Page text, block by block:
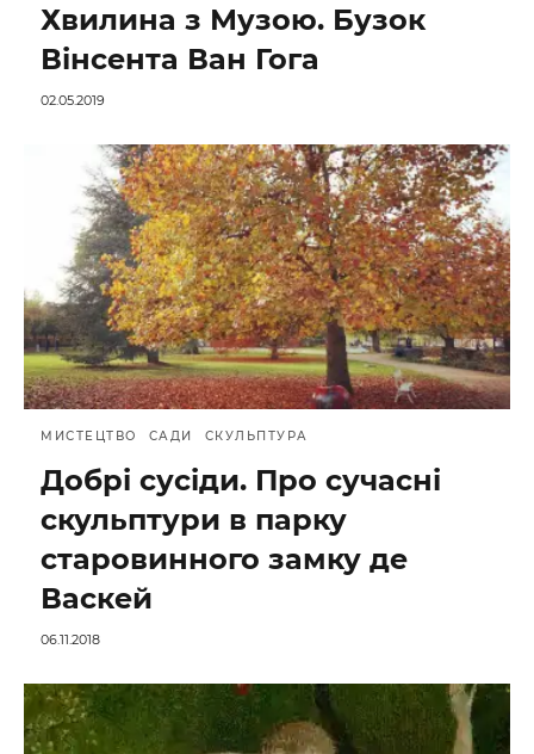
Хвилина з Музою. Бузок
Вінсента Ван Гога
02.05.2019
МИСТЕЦТВО САДИ СКУЛЬПТУРА
Добрі сусіди. Про сучасні
скульптури в парку
старовинного замку де
Васкей
06.11.2018